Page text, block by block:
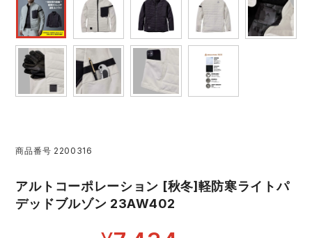
安全保護具
レインウェア・カッパ
ヤッケ
作業用手袋ランキング
レインウェアランキング
コーコス ランキング
GDジャパン カーシーカシマ
シンメン 日進ゴム
ニオイクリア タカヤ商事
清掃・ビルメンテ作業服
夜間・高視認性安全服
商品番号 2200316
アルトコーポレーション [秋冬]軽防寒ライトパ
デッドブルゾン 23AW402